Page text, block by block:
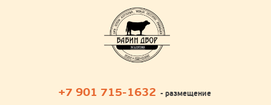
+7 901 715-1632 - размещение